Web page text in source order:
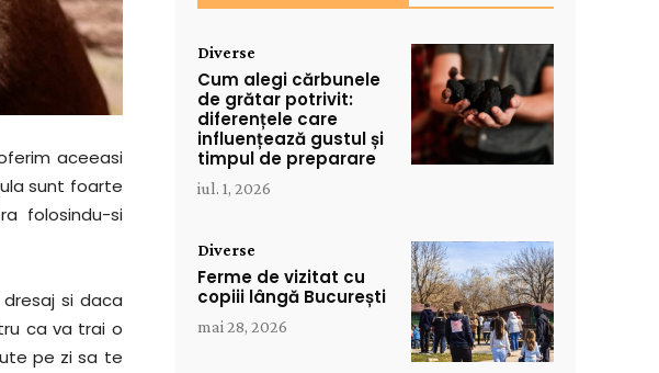
aceeasi
sunt foarte
folosindu-si
si daca
ca va trai o
pe zi sa te
Diverse
Cum alegi cărbunele
de grătar potrivit:
diferențele care
influențează gustul și
timpul de preparare
iul. 1, 2026
Diverse
Ferme de vizitat cu
copiii lângă București
mai 28, 2026